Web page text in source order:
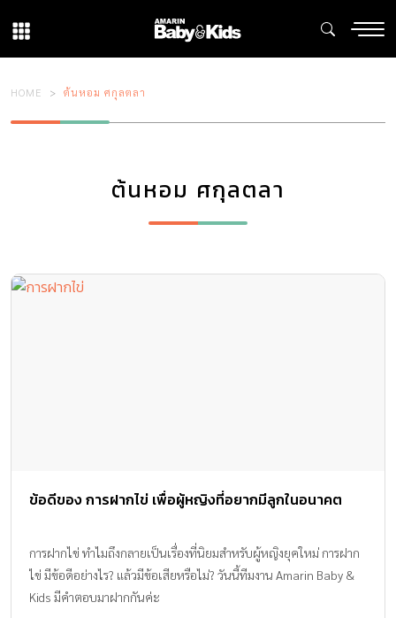
HOME ต้นหอม ศกุลตลา
ต้นหอม ศกุลตลา
ข้อดีของ การฝากไข่ เพื่อผู้หญิงที่อยากมีลูกในอนาคต
การฝากไข่ ทำไมถึงกลายเป็นเรื่องที่นิยมสำหรับผู้หญิงยุคใหม่ การฝาก
ไข่ มีข้อดีอย่างไร? แล้วมีข้อเสียหรือไม่? วันนี้ทีมงาน Amarin Baby &
Kids มีคำตอบมาฝากกันค่ะ